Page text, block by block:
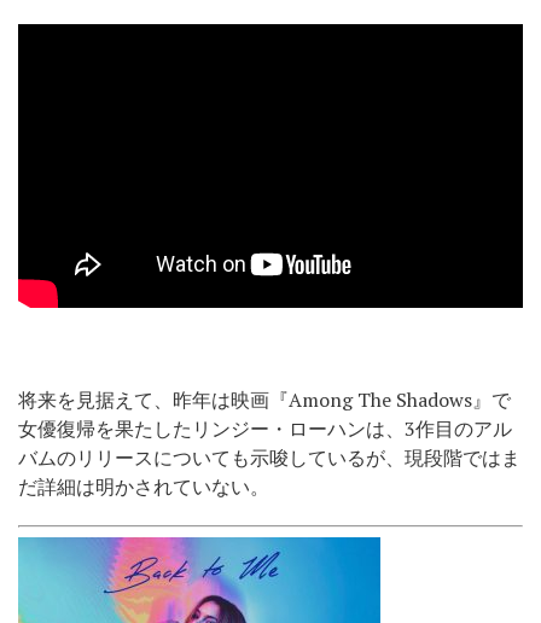
将来を見据えて、昨年は映画『Among The Shadows』で
女優復帰を果たしたリンジー・ローハンは、3作目のアル
バムのリリースについても示唆しているが、現段階ではま
だ詳細は明かされていない。